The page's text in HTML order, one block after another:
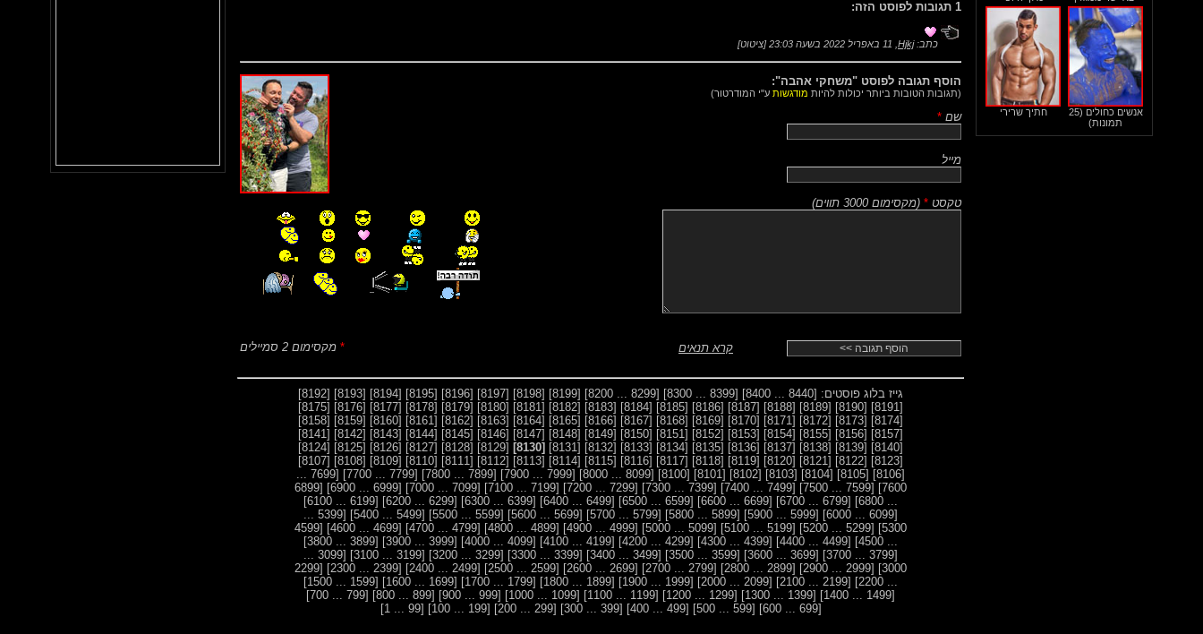
אנשים כחולים (25
תמונות)
חתיך שרירי
1 תגובות לפוסט הזה:
כתב:Hjkj 11 באפריל 2022 בשעה 23:03 [ציטוט]
הוסף תגובה לפוסט "משחקי אהבה":
(תגובות הטובות ביותר יכולות להיות מודגשות ע"י המודרטור)
שם *
מייל
טקסט *
(מקסימום 3000 תווים )
קרא תנאים * מקסימום 2 סמיילים
גייז בלוג פוסטים: [8440 ... 8400]
[8399 ... 8300]
[8299 ... 8200]
[8199]
[8198]
[8197]
[8196]
[8195]
[8194]
[8193]
[8192]
[8191]
[8190]
[8189]
[8188]
[8187]
[8186]
[8185]
[8184]
[8183]
[8182]
[8181]
[8180]
[8179]
[8178]
[8177]
[8176]
[8175]
[8174]
[8173]
[8172]
[8171]
[8170]
[8169]
[8168]
[8167]
[8166]
[8165]
[8164]
[8163]
[8162]
[8161]
[8160]
[8159]
[8158]
[8157]
[8156]
[8155]
[8154]
[8153]
[8152]
[8151]
[8150]
[8149]
[8148]
[8147]
[8146]
[8145]
[8144]
[8143]
[8142]
[8141]
[8140]
[8139]
[8138]
[8137]
[8136]
[8135]
[8134]
[8133]
[8132]
[8131]
[8130]
[8129]
[8128]
[8127]
[8126]
[8125]
[8124]
[8123]
[8122]
[8121]
[8120]
[8119]
[8118]
[8117]
[8116]
[8115]
[8114]
[8113]
[8112]
[8111]
[8110]
[8109]
[8108]
[8107]
[8106]
[8105]
[8104]
[8103]
[8102]
[8101]
[8100]
[8099 ... 8000]
[7999 ... 7900]
[7899 ... 7800]
[7799 ... 7700]
[7699 ...
7600]
[7599 ... 7500]
[7499 ... 7400]
[7399 ... 7300]
[7299 ... 7200]
[7199 ... 7100]
[7099 ... 7000]
[6999 ... 6900]
[6899
... 6800]
[6799 ... 6700]
[6699 ... 6600]
[6599 ... 6500]
[6499 ... 6400]
[6399 ... 6300]
[6299 ... 6200]
[6199 ... 6100]
[6099 ... 6000]
[5999 ... 5900]
[5899 ... 5800]
[5799 ... 5700]
[5699 ... 5600]
[5599 ... 5500]
[5499 ... 5400]
[5399 ...
5300]
[5299 ... 5200]
[5199 ... 5100]
[5099 ... 5000]
[4999 ... 4900]
[4899 ... 4800]
[4799 ... 4700]
[4699 ... 4600]
[4599
... 4500]
[4499 ... 4400]
[4399 ... 4300]
[4299 ... 4200]
[4199 ... 4100]
[4099 ... 4000]
[3999 ... 3900]
[3899 ... 3800]
[3799 ... 3700]
[3699 ... 3600]
[3599 ... 3500]
[3499 ... 3400]
[3399 ... 3300]
[3299 ... 3200]
[3199 ... 3100]
[3099 ...
3000]
[2999 ... 2900]
[2899 ... 2800]
[2799 ... 2700]
[2699 ... 2600]
[2599 ... 2500]
[2499 ... 2400]
[2399 ... 2300]
[2299
... 2200]
[2199 ... 2100]
[2099 ... 2000]
[1999 ... 1900]
[1899 ... 1800]
[1799 ... 1700]
[1699 ... 1600]
[1599 ... 1500]
[1499 ... 1400]
[1399 ... 1300]
[1299 ... 1200]
[1199 ... 1100]
[1099 ... 1000]
[999 ... 900]
[899 ... 800]
[799 ... 700]
[699 ... 600]
[599 ... 500]
[499 ... 400]
[399 ... 300]
[299 ... 200]
[199 ... 100]
[99 ... 1]